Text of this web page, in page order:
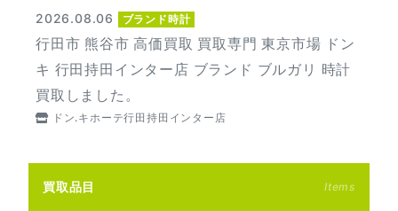
2026.08.06 ブランド時計
行田市 熊谷市 高価買取 買取専門 東京市場 ドン
キ 行田持田インター店 ブランド ブルガリ 時計
買取しました。
ドン.キホーテ行田持田インター店
買取品目 Items